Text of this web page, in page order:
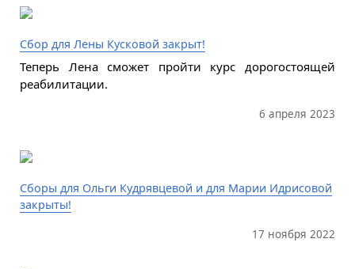
Сбор для Лены Кусковой закрыт!
Теперь Лена сможет пройти курс дорогостоящей
реабилитации.
6 апреля 2023
Сборы для Ольги Кудрявцевой и для Марии Идрисовой
закрыты!
17 ноября 2022